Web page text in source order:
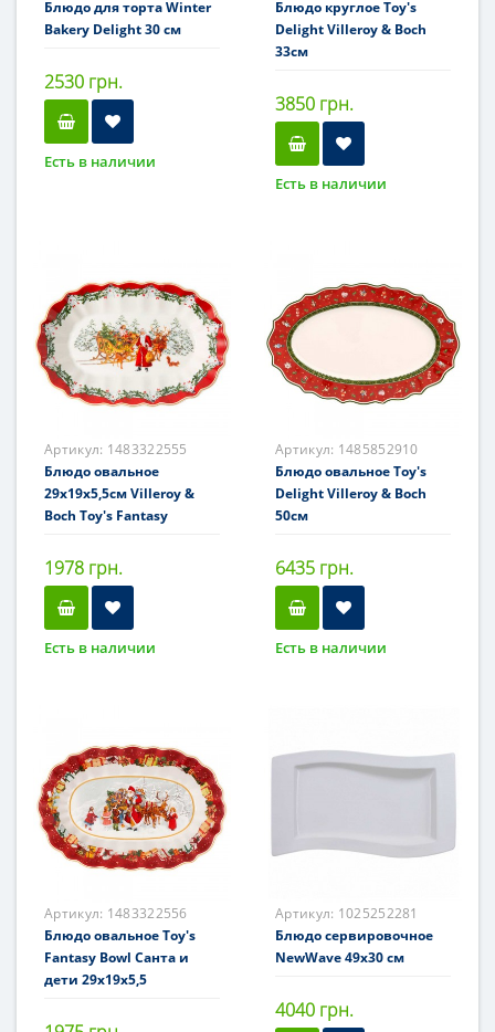
Блюдо для торта Winter
Bakery Delight 30 см
2530 грн.
Есть в наличии
Блюдо круглое Toy's
Delight Villeroy & Boch
33см
3850 грн.
Есть в наличии
Артикул: 1483322555
Блюдо овальное
29х19х5,5см Villeroy &
Boch Toy's Fantasy
1978 грн.
Есть в наличии
Артикул: 1485852910
Блюдо овальное Toy's
Delight Villeroy & Boch
50см
6435 грн.
Есть в наличии
Артикул: 1483322556
Блюдо овальное Toy's
Fantasy Bowl Санта и
дети 29x19x5,5
Артикул: 1025252281
Блюдо сервировочное
NewWave 49x30 см
4040 грн.